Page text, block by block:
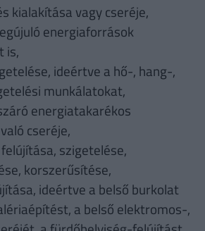
kialakítása vagy cseréje,
energiaforrások
is,
ideértve a hő-, hang-,
munkálatokat,
energiatakarékos
cseréje,
szigetelése,
korszerűsítése,
ideértve a belső burkolat
a belső elektromos-,